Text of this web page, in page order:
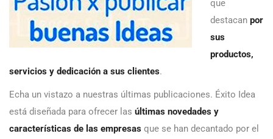
que
destacan por
sus
productos,
servicios y dedicación a sus clientes.
Echa un vistazo a nuestras últimas publicaciones. Éxito Idea
está diseñada para ofrecer las últimas novedades y
características de las empresas que se han decantado por el